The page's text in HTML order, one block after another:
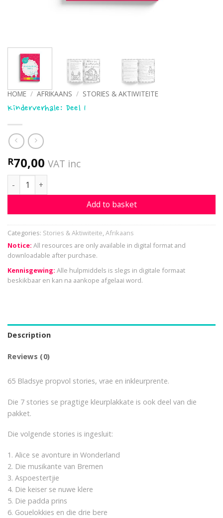
HOME / AFRIKAANS / STORIES & AKTIWITEITE
Kinderverhale: Deel 1
R70,00 VAT inc
Kinderverhale: Deel 1 quantity
Add to basket
Categories: Stories & Aktiwiteite,Afrikaans
Notice: All resources are only available in digital format and
downloadable after purchase.
Kennisgewing: Alle hulpmiddels is slegs in digitale formaat
beskikbaar en kan na aankope afgelaai word.
Description
Reviews (0)
65 Bladsye propvol stories, vrae en inkleurprente.
Die 7 stories se pragtige kleurplakkate is ook deel van die
pakket.
Die volgende stories is ingesluit:
1. Alice se avonture in Wonderland
2. Die musikante van Bremen
3. Aspoestertjie
4. Die keiser se nuwe klere
5. Die padda prins
6. Gouelokkies en die drie bere